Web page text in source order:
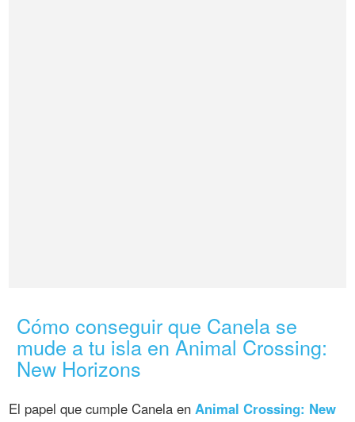
Cómo conseguir que Canela se
mude a tu isla en Animal Crossing:
New Horizons
El papel que cumple Canela enAnimal Crossing: New